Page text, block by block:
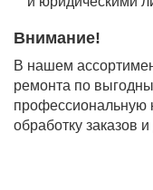
Внимание!
В нашем
ремонта по
профессиональную
обработку заказов